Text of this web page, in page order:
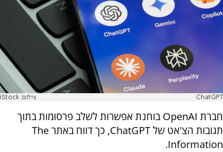
ChatGPT צילום: iStock
חברת OpenAI בוחנת אפשרות לשלב פרסומות בתוך
תגובות הצ'אט של ChatGPT, כך דווח באתר The
Information.